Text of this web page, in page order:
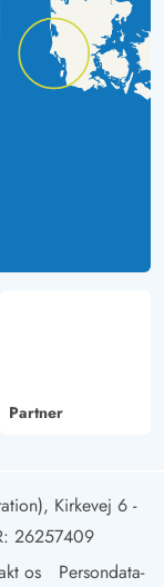
Partner
Kirkevej 6 -
26257409
os Persondata-